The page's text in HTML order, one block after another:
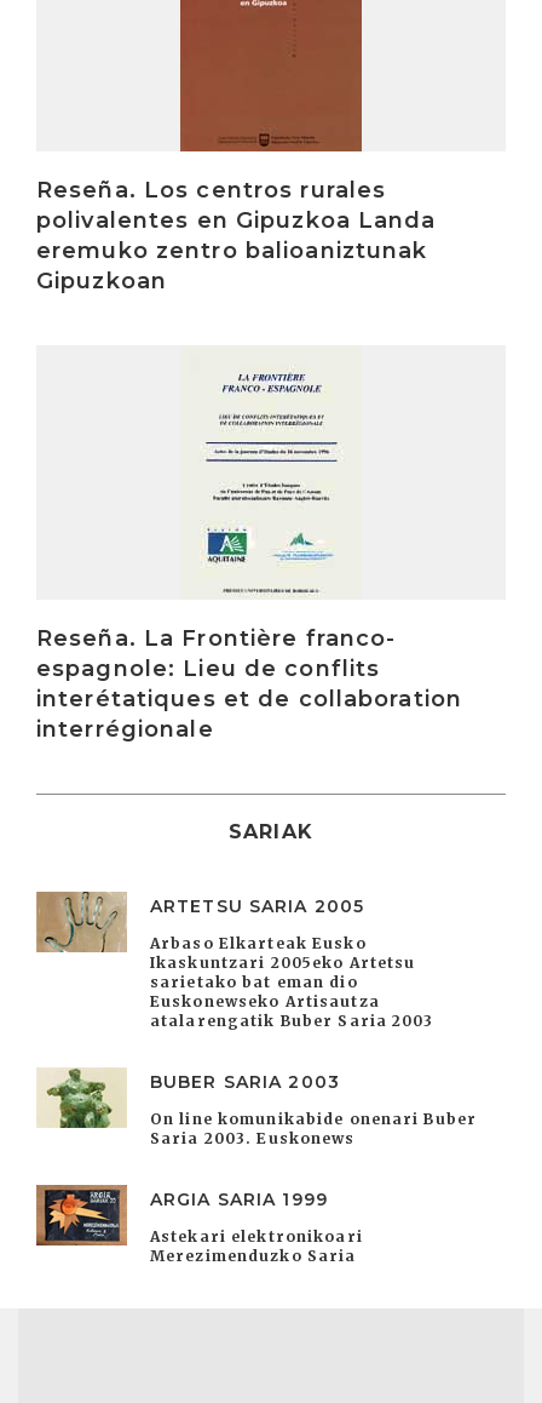
Reseña. Los centros rurales
polivalentes en Gipuzkoa Landa
eremuko zentro balioaniztunak
Gipuzkoan
Reseña. La Frontière franco-
espagnole: Lieu de conflits
interétatiques et de collaboration
interrégionale
SARIAK
ARTETSU SARIA 2005
Arbaso Elkarteak Eusko
Ikaskuntzari 2005eko Artetsu
sarietako bat eman dio
Euskonewseko Artisautza
atalarengatik Buber Saria 2003
BUBER SARIA 2003
On line komunikabide onenari Buber
Saria 2003. Euskonews
ARGIA SARIA 1999
Astekari elektronikoari
Merezimenduzko Saria